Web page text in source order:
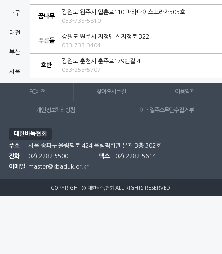
대구
대전
부산
서울
인천
전남
전북
꿈나무
강원도 원주시 입춘로110 파라다이스프라자505호
033-735-5810
푸른돌
강원도 원주시 지정면 신지정로 322
033-733-3404
호반
강원도 춘천시 춘주로179번길 4
033-255-5707
PC버전 찾아오시는길 이용약관
개인정보처리방침 이메일주소무단수집거부
대한바둑협회
주소
서울 송파구 올림픽로 424 올림픽회관 본관 3층 302호
전화
02) 2282-5500 팩스
02) 2282-5614
이메일
master@kbaduk.or.kr
COPYRIGHT © 대한바둑협회 ALL RIGHTS RESERVED.